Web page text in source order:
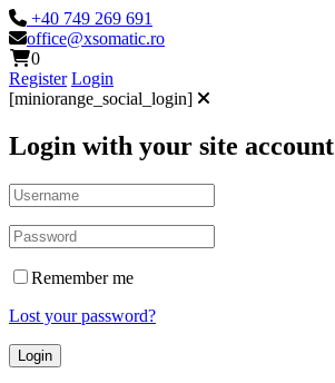
+40 749 269 691
office@xsomatic.ro
0
Register Login
[miniorange_social_login]
Login with your site account
Remember me
Lost your password?